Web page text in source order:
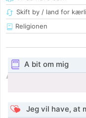
Skift by / land for
Religionen
A bit om mig
Jeg vil have, at